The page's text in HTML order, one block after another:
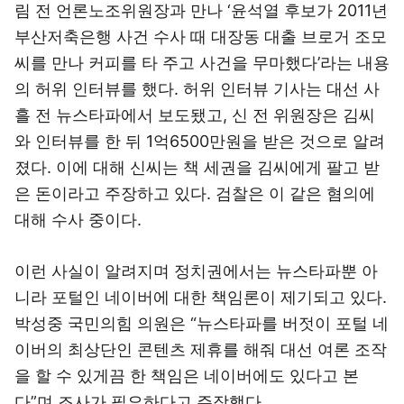
림 전 언론노조위원장과 만나 ‘윤석열 후보가 2011년
부산저축은행 사건 수사 때 대장동 대출 브로거 조모
씨를 만나 커피를 타 주고 사건을 무마했다’라는 내용
의 허위 인터뷰를 했다. 허위 인터뷰 기사는 대선 사
흘 전 뉴스타파에서 보도됐고, 신 전 위원장은 김씨
와 인터뷰를 한 뒤 1억6500만원을 받은 것으로 알려
졌다. 이에 대해 신씨는 책 세권을 김씨에게 팔고 받
은 돈이라고 주장하고 있다. 검찰은 이 같은 혐의에
대해 수사 중이다.
이런 사실이 알려지며 정치권에서는 뉴스타파뿐 아
니라 포털인 네이버에 대한 책임론이 제기되고 있다.
박성중 국민의힘 의원은 “뉴스타파를 버젓이 포털 네
이버의 최상단인 콘텐츠 제휴를 해줘 대선 여론 조작
을 할 수 있게끔 한 책임은 네이버에도 있다고 본